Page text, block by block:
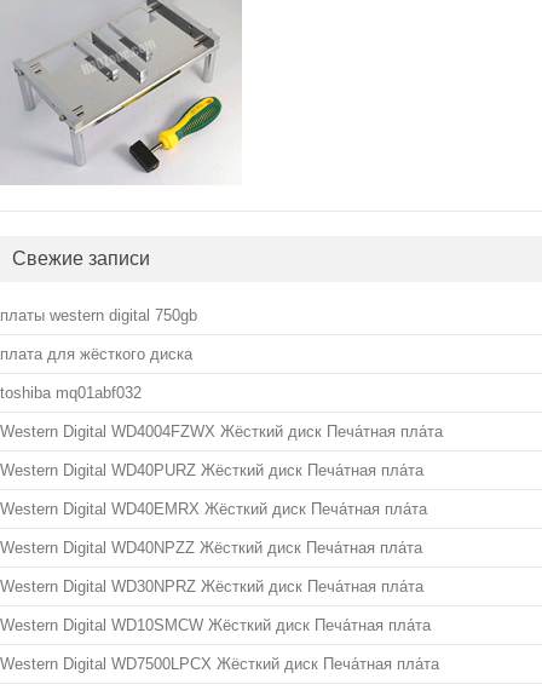
Свежие записи
платы western digital 750gb
плата для жёсткого диска
toshiba mq01abf032
Western Digital WD4004FZWX Жёсткий диск Печа́тная пла́та
Western Digital WD40PURZ Жёсткий диск Печа́тная пла́та
Western Digital WD40EMRX Жёсткий диск Печа́тная пла́та
Western Digital WD40NPZZ Жёсткий диск Печа́тная пла́та
Western Digital WD30NPRZ Жёсткий диск Печа́тная пла́та
Western Digital WD10SMCW Жёсткий диск Печа́тная пла́та
Western Digital WD7500LPCX Жёсткий диск Печа́тная пла́та